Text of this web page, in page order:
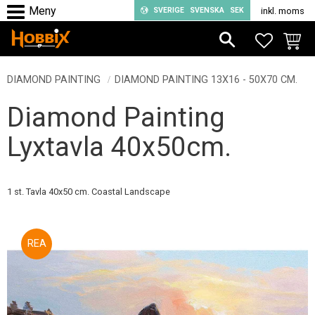
Meny
SVERIGE SVENSKA SEK inkl. moms
DIAMOND PAINTING DIAMOND PAINTING 13X16 - 50X70 CM.
Diamond Painting
Lyxtavla 40x50cm.
1 st. Tavla 40x50 cm. Coastal Landscape
50